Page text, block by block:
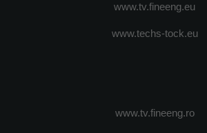
www.tv.fineeng.eu
www.techs-tock.eu
www.tv.fineeng.ro